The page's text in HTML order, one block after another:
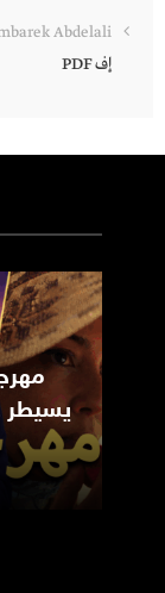
Abdelali
إف PDF
يسيطر